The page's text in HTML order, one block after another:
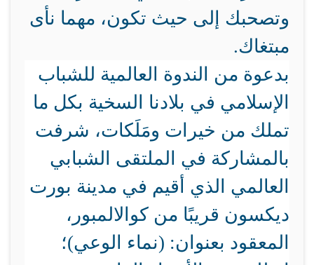
وتصحبك إلى حيث تكون، مهما نأى
مبتغاك.
بدعوة من الندوة العالمية للشباب
الإسلامي في بلادنا السخية بكل ما
تملك من خيرات ومَلَكات، شرفت
بالمشاركة في الملتقى الشبابي
العالمي الذي أقيم في مدينة بورت
ديكسون قريبًا من كوالالمبور،
المعقود بعنوان: (نماء الوعي)؛